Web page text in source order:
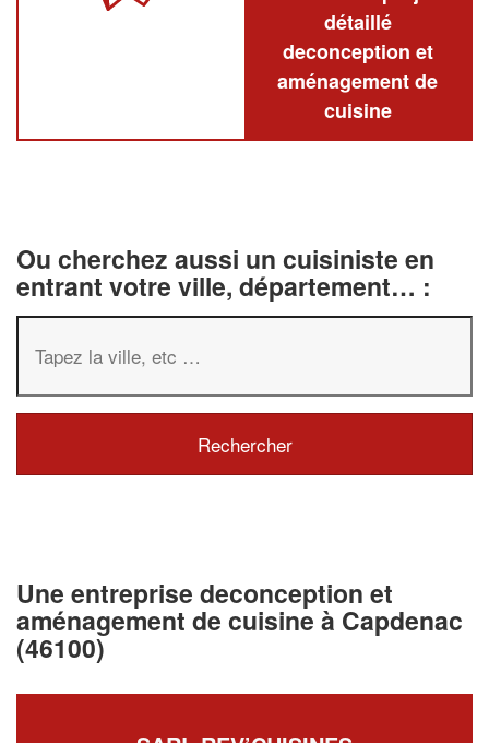
détaillé
deconception et
aménagement de
cuisine
Ou cherchez aussi un cuisiniste en
entrant votre ville, département… :
Une entreprise deconception et
aménagement de cuisine à Capdenac
(46100)